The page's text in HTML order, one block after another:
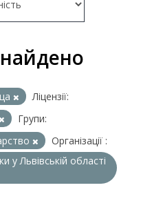
Ліцензії:
Групи:
Організації :
у Львівській області